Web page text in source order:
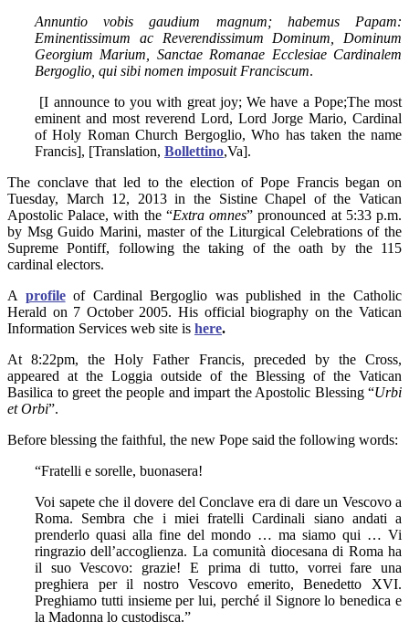
Annuntio vobis gaudium magnum; habemus Papam:
Eminentissimum ac Reverendissimum Dominum, Dominum
Georgium Marium, Sanctae Romanae Ecclesiae Cardinalem
Bergoglio, qui sibi nomen imposuit Franciscum.
[I announce to you with great joy; We have a Pope;The most
eminent and most reverend Lord, Lord Jorge Mario, Cardinal
of Holy Roman Church Bergoglio, Who has taken the name
Francis], [Translation, Bollettino,Va].
The conclave that led to the election of Pope Francis began on
Tuesday, March 12, 2013 in the Sistine Chapel of the Vatican
Apostolic Palace, with the “Extra omnes” pronounced at 5:33 p.m.
by Msg Guido Marini, master of the Liturgical Celebrations of the
Supreme Pontiff, following the taking of the oath by the 115
cardinal electors.
A profile of Cardinal Bergoglio was published in the Catholic
Herald on 7 October 2005. His official biography on the Vatican
Information Services web site is here.
At 8:22pm, the Holy Father Francis, preceded by the Cross,
appeared at the Loggia outside of the Blessing of the Vatican
Basilica to greet the people and impart the Apostolic Blessing “Urbi
et Orbi”.
Before blessing the faithful, the new Pope said the following words:
“Fratelli e sorelle, buonasera!
Voi sapete che il dovere del Conclave era di dare un Vescovo a
Roma. Sembra che i miei fratelli Cardinali siano andati a
prenderlo quasi alla fine del mondo … ma siamo qui … Vi
ringrazio dell’accoglienza. La comunità diocesana di Roma ha
il suo Vescovo: grazie! E prima di tutto, vorrei fare una
preghiera per il nostro Vescovo emerito, Benedetto XVI.
Preghiamo tutti insieme per lui, perché il Signore lo benedica e
la Madonna lo custodisca.”